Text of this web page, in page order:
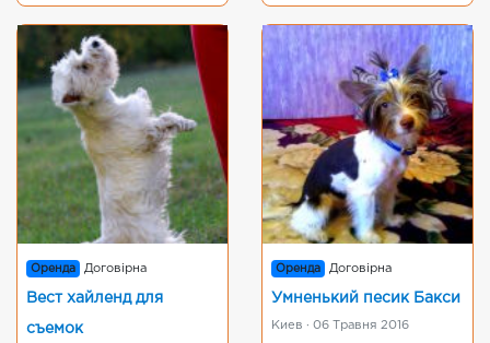
Оренда Договірна
Вест хайленд для
съемок
Оренда Договірна
Умненький песик Бакси
Киев · 06 Травня 2016